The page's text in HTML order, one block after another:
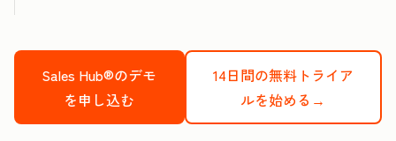
Sales Hub®のデモ
を申し込む
14日間の無料トライア
ルを始める→